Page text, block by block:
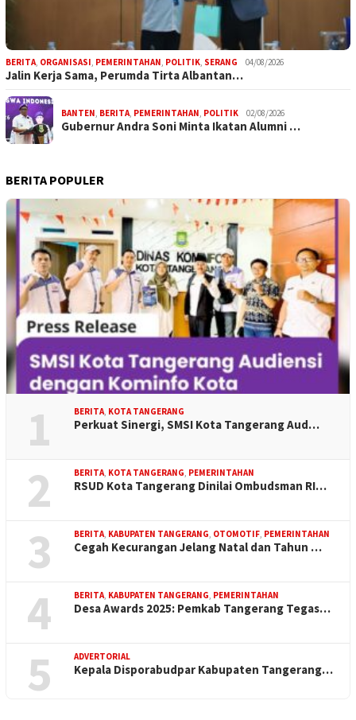
BERITA ORGANISASI PEMERINTAHAN POLITIK SERANG 04/08/2026
Jalin Kerja Sama, Perumda Tirta Albantan…
BANTEN BERITA PEMERINTAHAN POLITIK 02/08/2026
Gubernur Andra Soni Minta Ikatan Alumni …
BERITA POPULER
1 BERITA, KOTA TANGERANG
Perkuat Sinergi, SMSI Kota Tangerang Aud…
2 BERITA, KOTA TANGERANG, PEMERINTAHAN
RSUD Kota Tangerang Dinilai Ombudsman RI…
3 BERITA, KABUPATEN TANGERANG, OTOMOTIF, PEMERINTAHAN
Cegah Kecurangan Jelang Natal dan Tahun …
4 BERITA, KABUPATEN TANGERANG, PEMERINTAHAN
Desa Awards 2025: Pemkab Tangerang Tegas…
5 ADVERTORIAL
Kepala Disporabudpar Kabupaten Tangerang…